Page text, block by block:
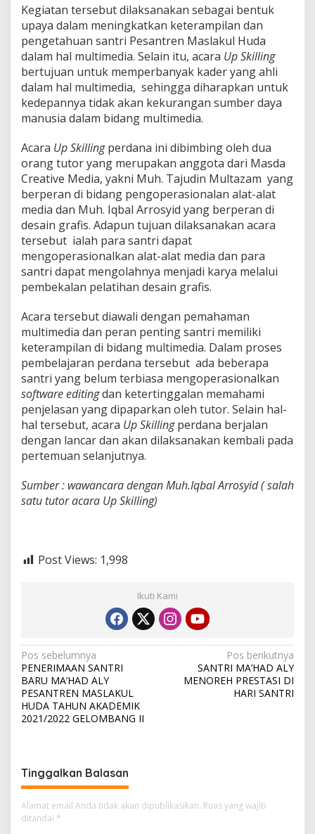
Kegiatan tersebut dilaksanakan sebagai bentuk
upaya dalam meningkatkan keterampilan dan
pengetahuan santri Pesantren Maslakul Huda
dalam hal multimedia. Selain itu, acara Up Skilling
bertujuan untuk memperbanyak kader yang ahli
dalam hal multimedia, sehingga diharapkan untuk
kedepannya tidak akan kekurangan sumber daya
manusia dalam bidang multimedia.
Acara Up Skillingperdana ini dibimbing oleh dua
orang tutor yang merupakan anggota dari Masda
Creative Media, yakni Muh. Tajudin Multazam yang
berperan di bidang pengoperasionalan alat-alat
media dan Muh. Iqbal Arrosyid yang berperan di
desain grafis. Adapun tujuan dilaksanakan acara
tersebut ialah para santri dapat
mengoperasionalkan alat-alat media dan para
santri dapat mengolahnya menjadi karya melalui
pembekalan pelatihan desain grafis.
Acara tersebut diawali dengan pemahaman
multimedia dan peran penting santri memiliki
keterampilan di bidang multimedia. Dalam proses
pembelajaran perdana tersebut ada beberapa
santri yang belum terbiasa mengoperasionalkan
software editingdan ketertinggalan memahami
penjelasan yang dipaparkan oleh tutor. Selain hal-
hal tersebut, acara UpSkillingperdana berjalan
dengan lancar dan akan dilaksanakan kembali pada
pertemuan selanjutnya.
Sumber : wawancara dengan Muh.Iqbal Arrosyid ( salah
satu tutor acara Up Skilling)
Post Views: 1,998
Ikuti Kami
N
a
v
i
s
i
p
Pos sebelumnya
PENERIMAAN SANTRI
BARU MA’HAD ALY
PESANTREN MASLAKUL
HUDA TAHUN AKADEMIK
2021/2022 GELOMBANG II
Pos berikutnya
SANTRI MA’HAD ALY
MENOREH PRESTASI DI
HARI SANTRI
Tinggalkan Balasan
Alamat email Anda tidak akan dipublikasikan. Ruas yang wajib
ditandai *